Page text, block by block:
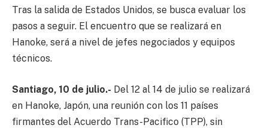
Tras la salida de Estados Unidos, se busca evaluar los
pasos a seguir. El encuentro que se realizará en
Hanoke, será a nivel de jefes negociados y equipos
técnicos.
Santiago, 10 de julio.- Del 12 al 14 de julio se realizará
en Hanoke, Japón, una reunión con los 11 países
firmantes del Acuerdo Trans-Pacifico (TPP), sin